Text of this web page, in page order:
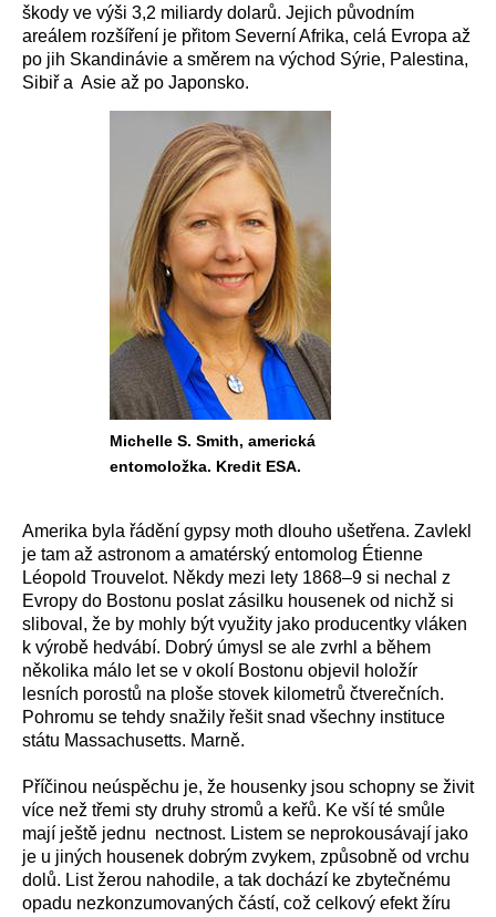
škody ve výši 3,2 miliardy dolarů. Jejich původním
areálem rozšíření je přitom Severní Afrika, celá Evropa až
po jih Skandinávie a směrem na východ Sýrie, Palestina,
Sibiř a Asie až po Japonsko.
Michelle S. Smith, americká
entomoložka. Kredit ESA.
Amerika byla řádění gypsy moth dlouho ušetřena. Zavlekl
je tam až astronom a amatérský entomolog Étienne
Léopold Trouvelot. Někdy mezi lety 1868–9 si nechal z
Evropy do Bostonu poslat zásilku housenek od nichž si
sliboval, že by mohly být využity jako producentky vláken
k výrobě hedvábí. Dobrý úmysl se ale zvrhl a během
několika málo let se v okolí Bostonu objevil holožír
lesních porostů na ploše stovek kilometrů čtverečních.
Pohromu se tehdy snažily řešit snad všechny instituce
státu Massachusetts. Marně.
Příčinou neúspěchu je, že housenky jsou schopny se živit
více než třemi sty druhy stromů a keřů. Ke vší té smůle
mají ještě jednu nectnost. Listem se neprokousávají jako
je u jiných housenek dobrým zvykem, způsobně od vrchu
dolů. List žerou nahodile, a tak dochází ke zbytečnému
opadu nezkonzumovaných částí, což celkový efekt žíru